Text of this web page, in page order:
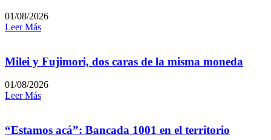
01/08/2026
Leer Más
Milei y Fujimori, dos caras de la misma moneda
01/08/2026
Leer Más
“Estamos acá”: Bancada 1001 en el territorio